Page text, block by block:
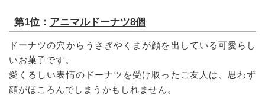
第1位： アニマルドーナツ8個
ドーナツの穴からうさぎやくまが顔を出している可愛らし
いお菓子です。
愛くるしい表情のドーナツを受け取ったご友人は、思わず
顔がほころんでしまうかもしれません。